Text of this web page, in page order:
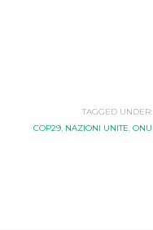
TAGGED UNDER:
COP29, NAZIONI UNITE, ONU